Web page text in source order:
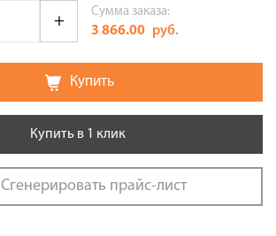
Сумма заказа:
3 866.00 руб.
Купить
Купить в 1 клик
Сгенерировать прайс-лист